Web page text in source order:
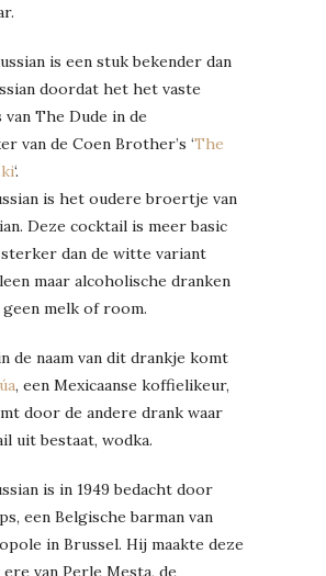
is een stuk bekender dan
doordat het het vaste
van The Dude in de
van de Coen Brother’s ‘The
‘.
is het oudere broertje van
Deze cocktail is meer basic
dan de witte variant
maar alcoholische dranken
melk of room.
de naam van dit drankje komt
, een Mexicaanse koffielikeur,
door de andere drank waar
uit bestaat, wodka.
is in 1949 bedacht door
een Belgische barman van
in Brussel. Hij maakte deze
van Perle Mesta, de